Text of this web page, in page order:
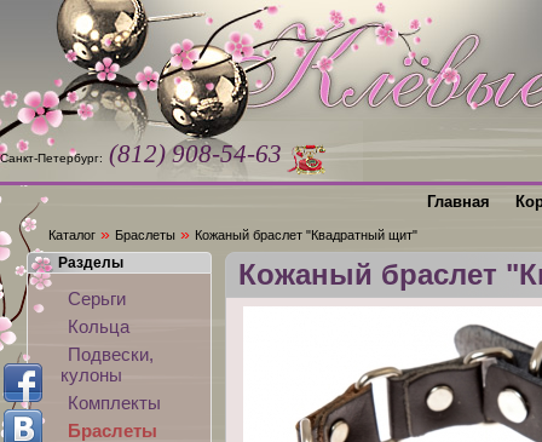
Санкт-Петербург: (812) 908-54-63
Главная
Каталог » Браслеты » Кожаный браслет "Квадратный щит"
Кожаный браслет
Разделы
Серьги
Кольца
Подвески,
кулоны
Комплекты
Браслеты